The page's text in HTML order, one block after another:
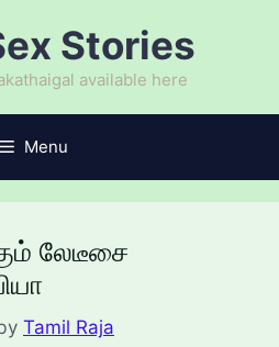
Stories
available here
Menu
லேடீசை
Tamil Raja